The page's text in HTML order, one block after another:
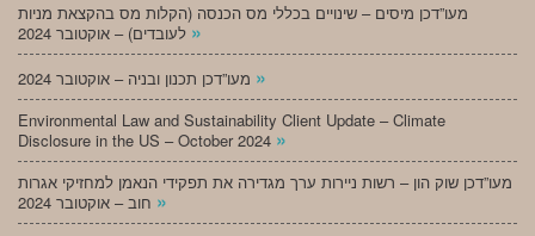
מעו”דכן מיסים – שינויים בכללי מס הכנסה (הקלות מס בהקצאת מניות
»
»
Environmental Law and Sustainability Client Update – Climate
Disclosure in the US – October 2024 »
מעו”דכן שוק הון – רשות ניירות ערך מגדירה את תפקידי הנאמן למחזיקי אגרות
»